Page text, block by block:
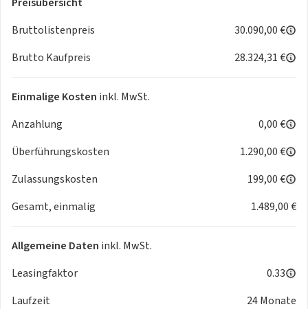
- Einparkhilfe Kamera
- Apple CarPlay
Auslieferungsstandort ist 190xx
Irrtümer und Tippfehler unter Vorbehalt
Bruttolistenpreis
30.090,00 €
Brutto Kaufpreis
28.324,31 €
Einmalige Kosten inkl. MwSt.
Anzahlung
0,00 €
Überführungskosten
1.290,00 €
Zulassungskosten
199,00 €
Gesamt, einmalig
1.489,00 €
Allgemeine Daten inkl. MwSt.
Leasingfaktor
0.33
Laufzeit
24 Monate